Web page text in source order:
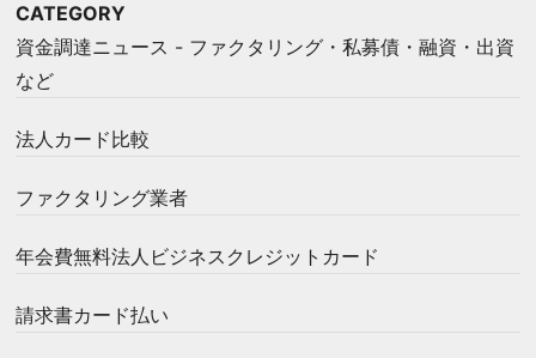
CATEGORY
資金調達ニュース - ファクタリング・私募債・融資・出資
など
法人カード比較
ファクタリング業者
年会費無料法人ビジネスクレジットカード
請求書カード払い